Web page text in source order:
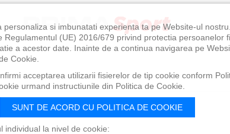
si imbunatati experienta ta pe Website-ul
(UE) 2016/679 privind protectia persoanelor
a acestor date. Inainte de a continua navigarea pe
Cookie.
acceptarea utilizarii fisierelor de tip cookie conform
urmand instructiunile din Politica de Cookie.
SUNT DE ACORD CU POLITICA DE COOKIE
individual la nivel de cookie: